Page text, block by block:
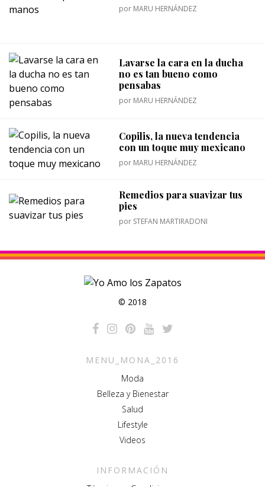
por MARU HERNÁNDEZ
Lavarse la cara en la ducha
no es tan bueno como
pensabas
por MARU HERNÁNDEZ
Copilis, la nueva tendencia
con un toque muy mexicano
por MARU HERNÁNDEZ
Remedios para suavizar tus
pies
por STEFAN MARTIRADONI
© 2018
MENU_MONA_2016
Moda
Belleza y Bienestar
Salud
Lifestyle
Videos
INFORMACIÓN